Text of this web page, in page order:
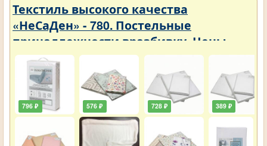
Текстиль высокого качества
«НеСаДен» - 780. Постельные
принадлежности вразбивку. Цены
упали
796 ₽ 576 ₽ 728 ₽ 389 ₽